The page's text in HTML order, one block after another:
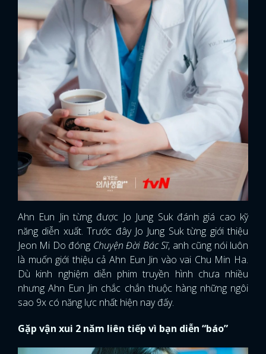
Ahn Eun Jin từng được Jo Jung Suk đánh giá cao kỹ
năng diễn xuất. Trước đây Jo Jung Suk từng giới thiệu
Jeon Mi Do đóng Chuyện Đời Bác Sĩ, anh cũng nói luôn
là muốn giới thiệu cả Ahn Eun Jin vào vai Chu Min Ha.
Dù kinh nghiệm diễn phim truyền hình chưa nhiều
nhưng Ahn Eun Jin chắc chắn thuộc hàng những ngôi
sao 9x có năng lực nhất hiện nay đấy.
Gặp vận xui 2 năm liên tiếp vì bạn diễn “báo”